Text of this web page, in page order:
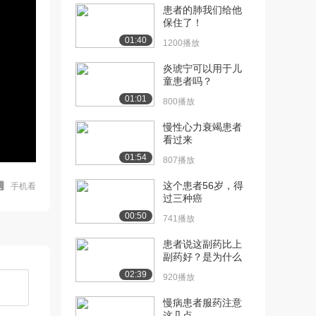
手机看
01:40
患者的肺我们给他
保住了！
1200播放
01:01
炎琥宁可以用于儿
童患者吗？
800播放
01:54
慢性心力衰竭患者
看过来
807播放
00:50
这个患者56岁，得
过三种癌
741播放
02:39
患者说这副药比上
副药好？是为什么
920播放
慢病患者服药注意